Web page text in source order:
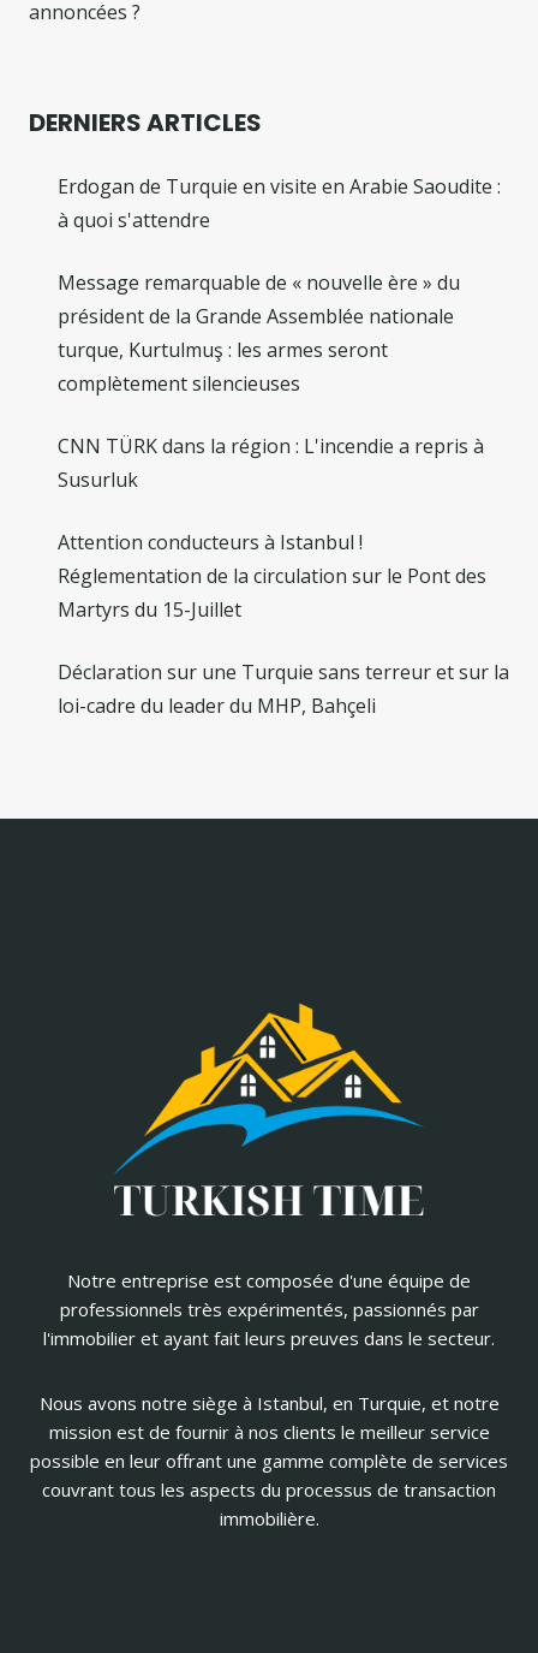
annoncées ?
DERNIERS ARTICLES
Erdogan de Turquie en visite en Arabie Saoudite :
à quoi s'attendre
Message remarquable de « nouvelle ère » du
président de la Grande Assemblée nationale
turque, Kurtulmuş : les armes seront
complètement silencieuses
CNN TÜRK dans la région : L'incendie a repris à
Susurluk
Attention conducteurs à Istanbul !
Réglementation de la circulation sur le Pont des
Martyrs du 15-Juillet
Déclaration sur une Turquie sans terreur et sur la
loi-cadre du leader du MHP, Bahçeli
Notre entreprise est composée d'une équipe de
professionnels très expérimentés, passionnés par
l'immobilier et ayant fait leurs preuves dans le secteur.
Nous avons notre siège à Istanbul, en Turquie, et notre
mission est de fournir à nos clients le meilleur service
possible en leur offrant une gamme complète de services
couvrant tous les aspects du processus de transaction
immobilière.